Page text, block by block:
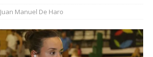
Juan Manuel De Haro